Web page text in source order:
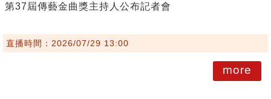
第37屆傳藝金曲獎主持人公布記者會
直播時間：2026/07/29 13:00
more